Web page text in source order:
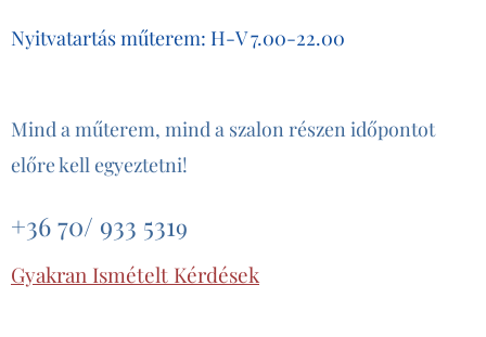
Nyitvatartás műterem: H-V 7.00-22.00
Mind a műterem, mind a szalon részen időpontot
előre kell egyeztetni!
+36 70/ 933 5319
Gyakran Ismételt Kérdések